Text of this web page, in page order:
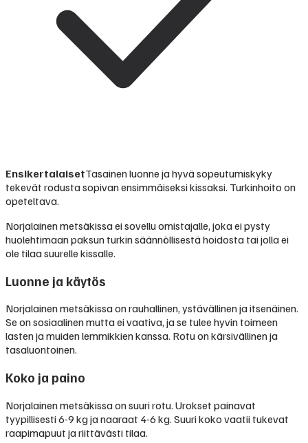
EnsikertalaisetTasainen luonne ja hyvä sopeutumiskyky
tekevät rodusta sopivan ensimmäiseksi kissaksi. Turkinhoito on
opeteltava.
Norjalainen metsäkissa ei sovellu omistajalle, joka ei pysty
huolehtimaan paksun turkin säännöllisestä hoidosta tai jolla ei
ole tilaa suurelle kissalle.
Luonne ja käytös
Norjalainen metsäkissa on rauhallinen, ystävällinen ja itsenäinen.
Se on sosiaalinen mutta ei vaativa, ja se tulee hyvin toimeen
lasten ja muiden lemmikkien kanssa. Rotu on kärsivällinen ja
tasaluontoinen.
Koko ja paino
Norjalainen metsäkissa on suuri rotu. Urokset painavat
tyypillisesti 6-9 kg ja naaraat 4-6 kg. Suuri koko vaatii tukevat
raapimapuut ja riittävästi tilaa.